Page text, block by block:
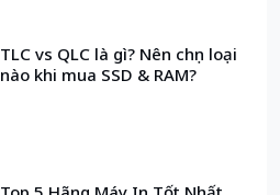
TLC vs QLC là gì? Nên chọn loại
nào khi mua SSD & RAM?